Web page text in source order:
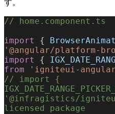
す。
// home.component.ts
import
{
'@angular/platform-
import
{
from 'igniteui-
// import {
'@infragistics/
licensed package